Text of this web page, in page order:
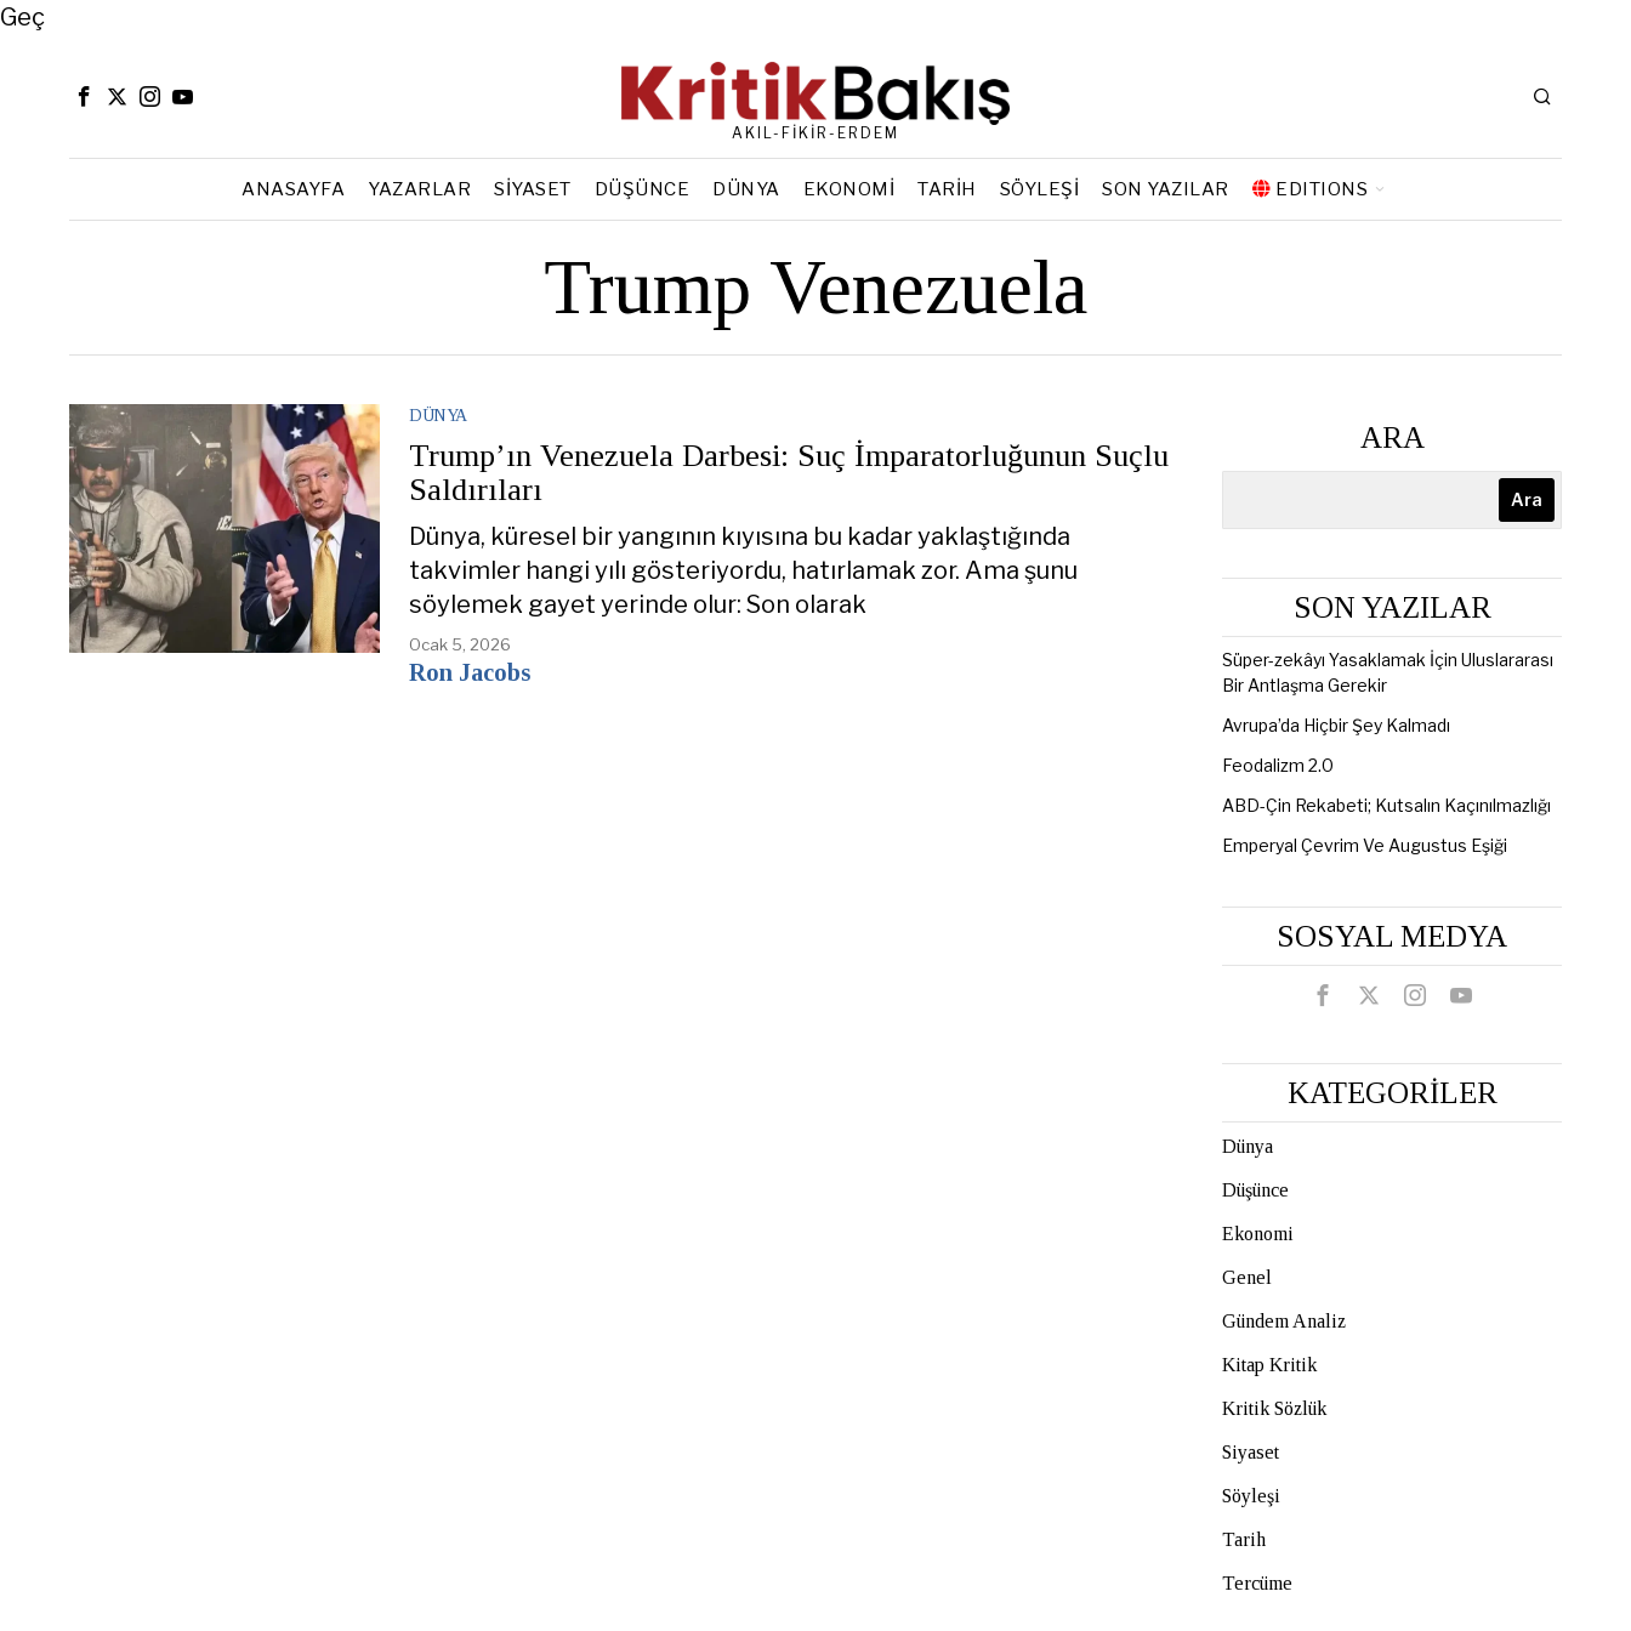
Close
Geç
AKIL-FİKİR-ERDEM
ANASAYFA YAZARLAR SIYASET DÜŞÜNCE DÜNYA EKONOMI TARIH SÖYLEŞI SON YAZILAR EDITIONS
Trump Venezuela
DÜNYA
Trump’ın Venezuela Darbesi: Suç İmparatorluğunun Suçlu
Saldırıları
Dünya, küresel bir yangının kıyısına bu kadar yaklaştığında
takvimler hangi yılı gösteriyordu, hatırlamak zor. Ama şunu
söylemek gayet yerinde olur: Son olarak
Ocak 5, 2026
Ron Jacobs
ARA
Ara
SON YAZILAR
Süper-zekâyı Yasaklamak İçin Uluslararası
Bir Antlaşma Gerekir
Avrupa’da Hiçbir Şey Kalmadı
Feodalizm 2.0
ABD-Çin Rekabeti; Kutsalın Kaçınılmazlığı
Emperyal Çevrim Ve Augustus Eşiği
SOSYAL MEDYA
KATEGORİLER
Dünya
Düşünce
Ekonomi
Genel
Gündem Analiz
Kitap Kritik
Kritik Sözlük
Siyaset
Söyleşi
Tarih
Tercüme